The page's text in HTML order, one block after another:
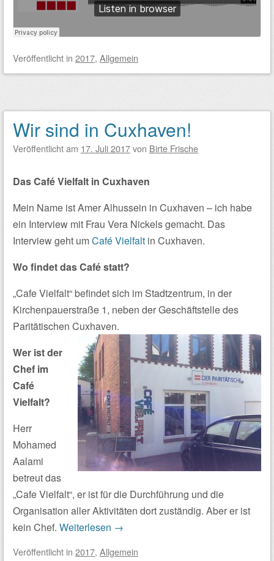
Veröffentlicht in 2017, Allgemein
Wir sind in Cuxhaven!
Veröffentlicht am 17. Juli 2017von Birte Frische
Das Café Vielfalt in Cuxhaven
Mein Name ist Amer Alhussein in Cuxhaven – ich habe
ein Interview mit Frau Vera Nickels gemacht. Das
Interview geht umCafé Vielfalt in Cuxhaven.
Wo findet das Café statt?
„Cafe Vielfalt“ befindet sich im Stadtzentrum, in der
Kirchenpauerstraße 1, neben der Geschäftstelle des
Paritätischen Cuxhaven.
Wer ist der
Chef im
Café
Vielfalt?
Herr
Mohamed
Aalami
betreut das
„Cafe Vielfalt“, er ist für die Durchführung und die
Organisation aller Aktivitäten dort zuständig. Aber er ist
kein Chef. Weiterlesen →
Veröffentlicht in 2017, Allgemein